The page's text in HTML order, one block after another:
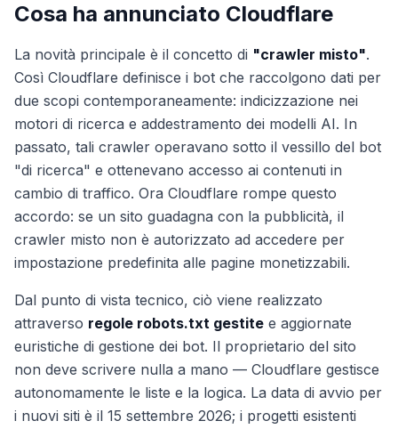
Cosa ha annunciato Cloudflare
La novità principale è il concetto di "crawler misto".
Così Cloudflare definisce i bot che raccolgono dati per
due scopi contemporaneamente: indicizzazione nei
motori di ricerca e addestramento dei modelli AI. In
passato, tali crawler operavano sotto il vessillo del bot
"di ricerca" e ottenevano accesso ai contenuti in
cambio di traffico. Ora Cloudflare rompe questo
accordo: se un sito guadagna con la pubblicità, il
crawler misto non è autorizzato ad accedere per
impostazione predefinita alle pagine monetizzabili.
Dal punto di vista tecnico, ciò viene realizzato
attraverso regole robots.txt gestite e aggiornate
euristiche di gestione dei bot. Il proprietario del sito
non deve scrivere nulla a mano — Cloudflare gestisce
autonomamente le liste e la logica. La data di avvio per
i nuovi siti è il 15 settembre 2026; i progetti esistenti